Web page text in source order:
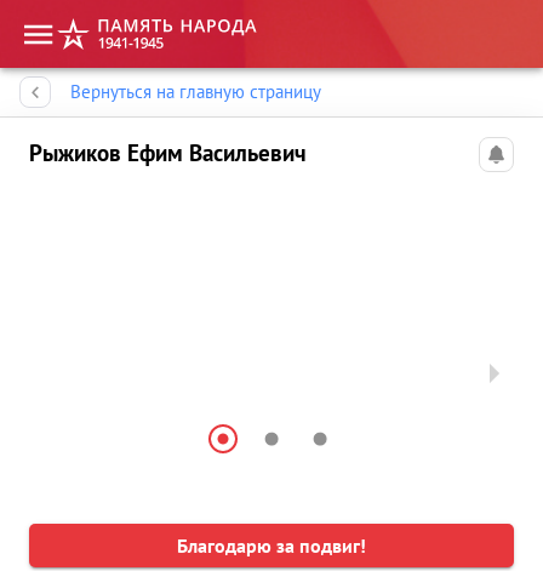
Вернуться на главную страницу
Рыжиков Ефим Васильевич
Благодарю за подвиг!
Память народа